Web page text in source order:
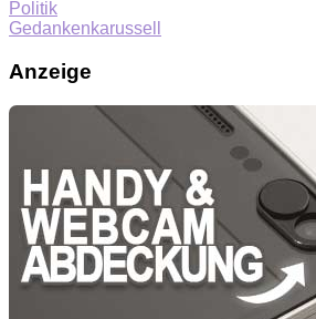
Politik
Gedankenkarussell
Anzeige